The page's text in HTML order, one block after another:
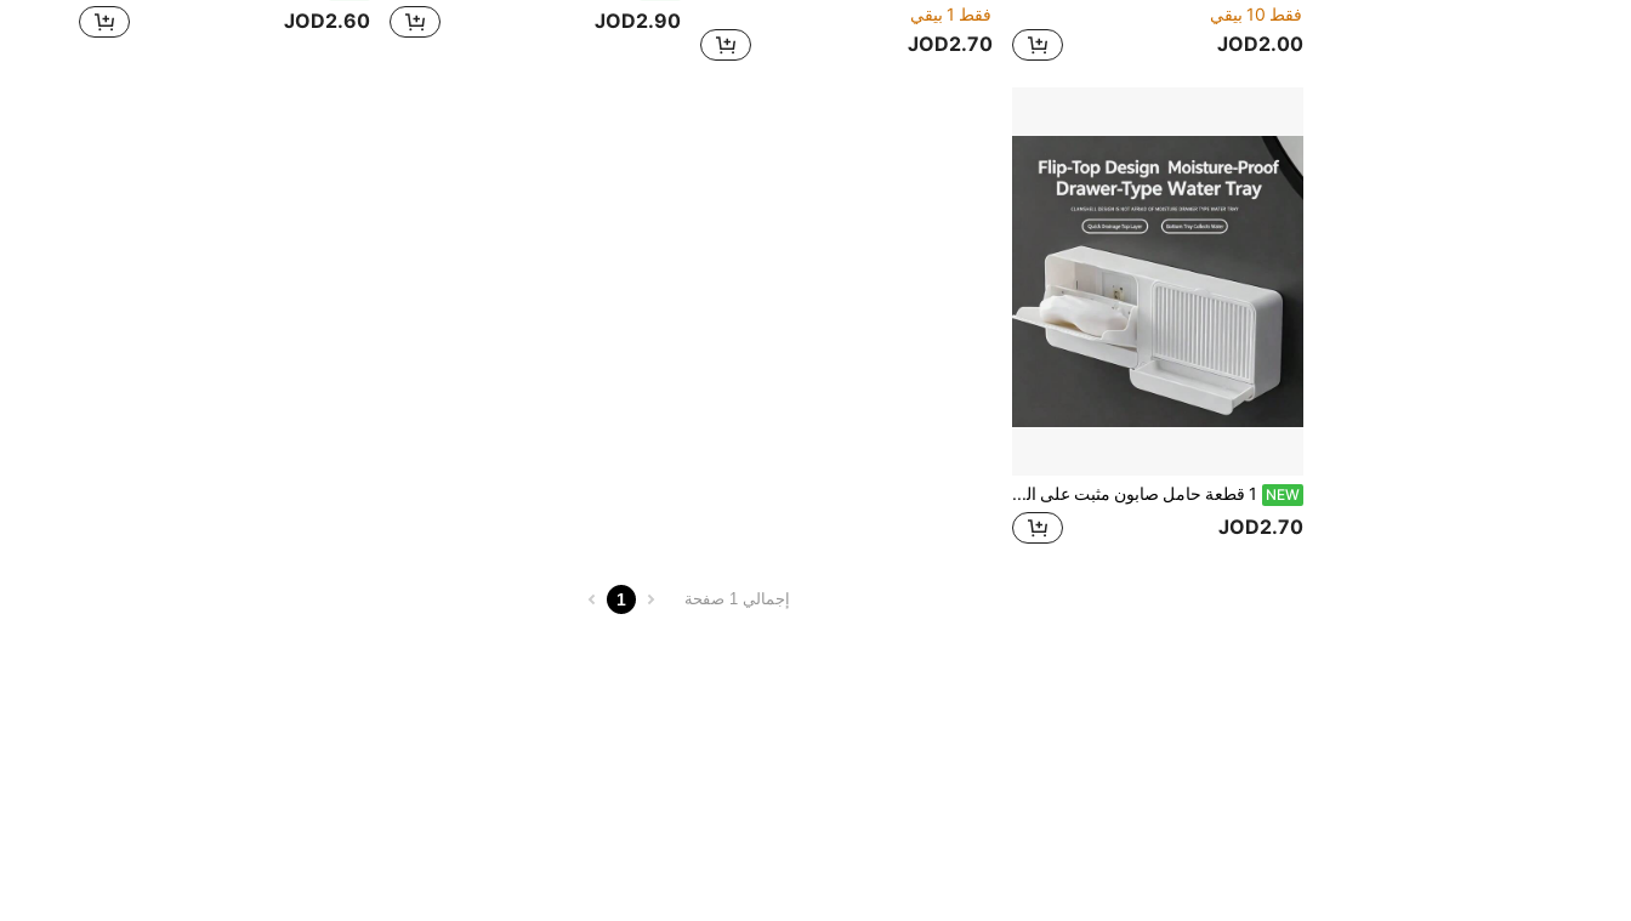
فقط 10 بيقي
JOD2.00
فقط 1 بيقي
JOD2.70
JOD2.90
JOD2.60
NEW 1 قطعة حامل صابون مثبت على الحائط ذاتي اللصق مع غطاء، حامل صابون بدون ثقب مع تصريف، منظم تخزين صابون متعدد الوظائف للحمام والدش
JOD2.70
إجمالي 1 صفحة 1